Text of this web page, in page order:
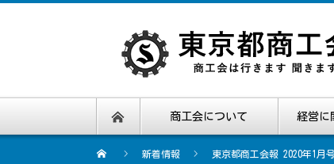
商工会について 経営に
新着情報 東京都商工会報 2020年1月